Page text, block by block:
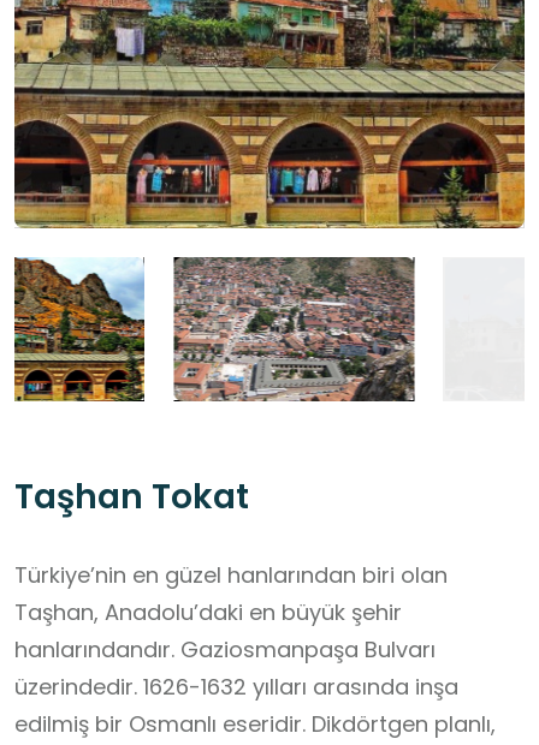
Taşhan Tokat
Türkiye’nin en güzel hanlarından biri olan
Taşhan, Anadolu’daki en büyük şehir
hanlarındandır. Gaziosmanpaşa Bulvarı
üzerindedir. 1626-1632 yılları arasında inşa
edilmiş bir Osmanlı eseridir. Dikdörtgen planlı,